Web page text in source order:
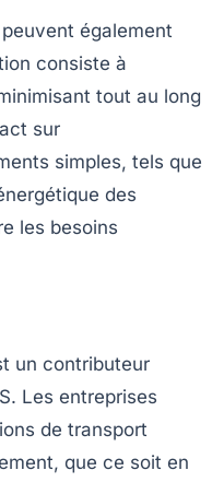
également
consiste à
tout au long
sur
simples, tels que
des
les besoins
un contributeur
. Les entreprises
de transport
que ce soit en